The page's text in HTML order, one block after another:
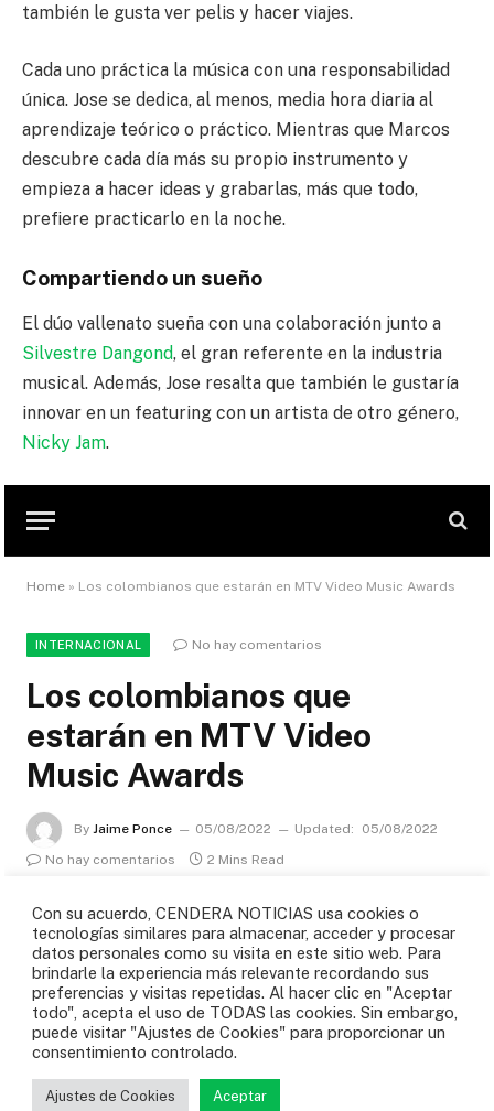
también le gusta ver pelis y hacer viajes.
Cada uno práctica la música con una responsabilidad
única. Jose se dedica, al menos, media hora diaria al
aprendizaje teórico o práctico. Mientras que Marcos
descubre cada día más su propio instrumento y
empieza a hacer ideas y grabarlas, más que todo,
prefiere practicarlo en la noche.
Compartiendo un sueño
El dúo vallenato sueña con una colaboración junto a
Silvestre Dangond, el gran referente en la industria
musical. Además, Jose resalta que también le gustaría
innovar en un featuring con un artista de otro género,
Nicky Jam.